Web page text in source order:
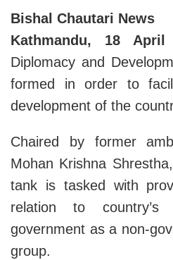
Bishal Chautari News
Kathmandu, 18 April
Diplomacy and
formed in order to
development of the
Chaired by former
Mohan Krishna
tank is tasked with
relation to
government as a non-
group.